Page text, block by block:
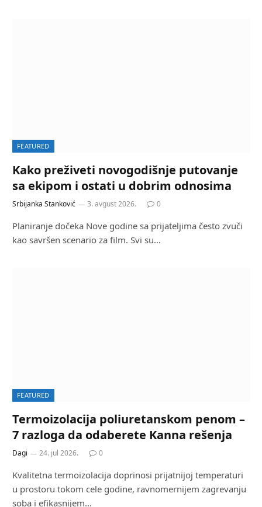
FEATURED
Kako preživeti novogodišnje putovanje
sa ekipom i ostati u dobrim odnosima
Srbijanka Stanković 3. avgust 2026. 0
Planiranje dočeka Nove godine sa prijateljima često zvuči
kao savršen scenario za film. Svi su…
FEATURED
Termoizolacija poliuretanskom penom –
7 razloga da odaberete Kanna rešenja
Dagi 24. jul 2026. 0
Kvalitetna termoizolacija doprinosi prijatnijoj temperaturi
u prostoru tokom cele godine, ravnomernijem zagrevanju
soba i efikasnijem…